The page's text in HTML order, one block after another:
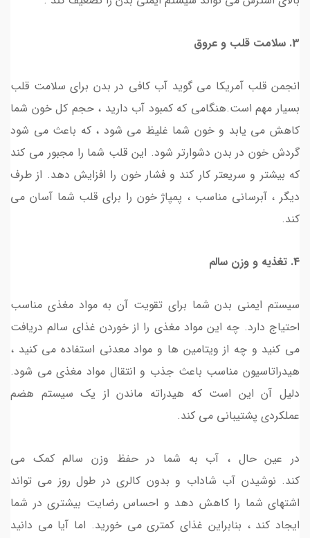
3. سلامت قلب و عروق
انجمن قلب آمریکا می گوید آب کافی در بدن برای سلامت قلب
بسیار مهم است.هنگامی که کمبود آب دارید ، حجم کل خون شما
کاهش می یابد و خون شما غلیظ می شود ، که باعث می شود
گردش خون در بدن دشوارتر شود. این قلب شما را مجبور می کند
که بیشتر و سریعتر کار کند و فشار خون را افزایش دهد. از طرف
دیگر ، آبرسانی مناسب ، پمپاژ خون را برای قلب شما آسان می
کند.
4. تغذیه و وزن سالم
سیستم ایمنی بدن شما برای تقویت آن به مواد مغذی مناسب
احتیاج دارد. چه این مواد مغذی را از خوردن غذای سالم دریافت
می کنید و چه از ویتامین ها و مواد معدنی استفاده می کنید ،
هیدراتاسیون مناسب باعث جذب و انتقال مواد مغذی می شود.
دلیل آن این است که هیدراته ماندن از یک سیستم هضم
عملکردی پشتیبانی می کند.
در عین حال ، آب به شما در حفظ وزن سالم کمک می
کند. نوشیدن آب شاداب و بدون کالری در طول روز می تواند
اشتهای شما را کاهش دهد و احساس رضایت بیشتری در شما
ایجاد کند ، بنابراین غذای کمتری می خورید. اما آیا می دانید